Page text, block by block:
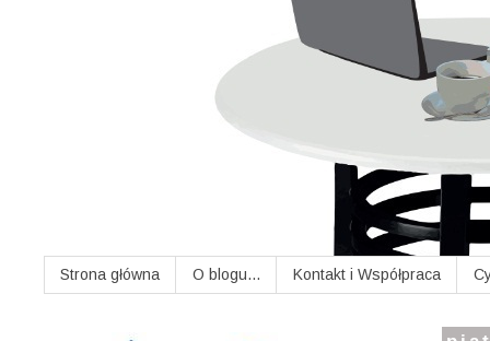
Strona główna O blogu... Kontakt i Współpraca